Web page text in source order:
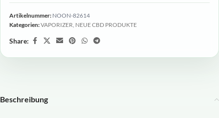
Artikelnummer: NOON-82614
Kategorien:VAPORIZER, NEUE CBD PRODUKTE
Share:
Beschreibung